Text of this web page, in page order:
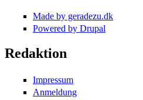
Made by geradezu.dk
Powered by Drupal
Redaktion
Impressum
Anmeldung